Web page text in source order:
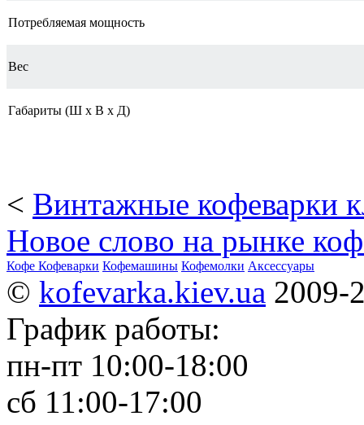
Потребляемая мощность
Вес
Габариты (Ш х В х Д)
< Винтажные кофеварки
Новое слово на рынке
Кофе Кофеварки Кофемашины Кофемолки Аксессуары
© kofevarka.kiev.ua 2009-
График работы:
пн-пт 10:00-18:00
сб 11:00-17:00